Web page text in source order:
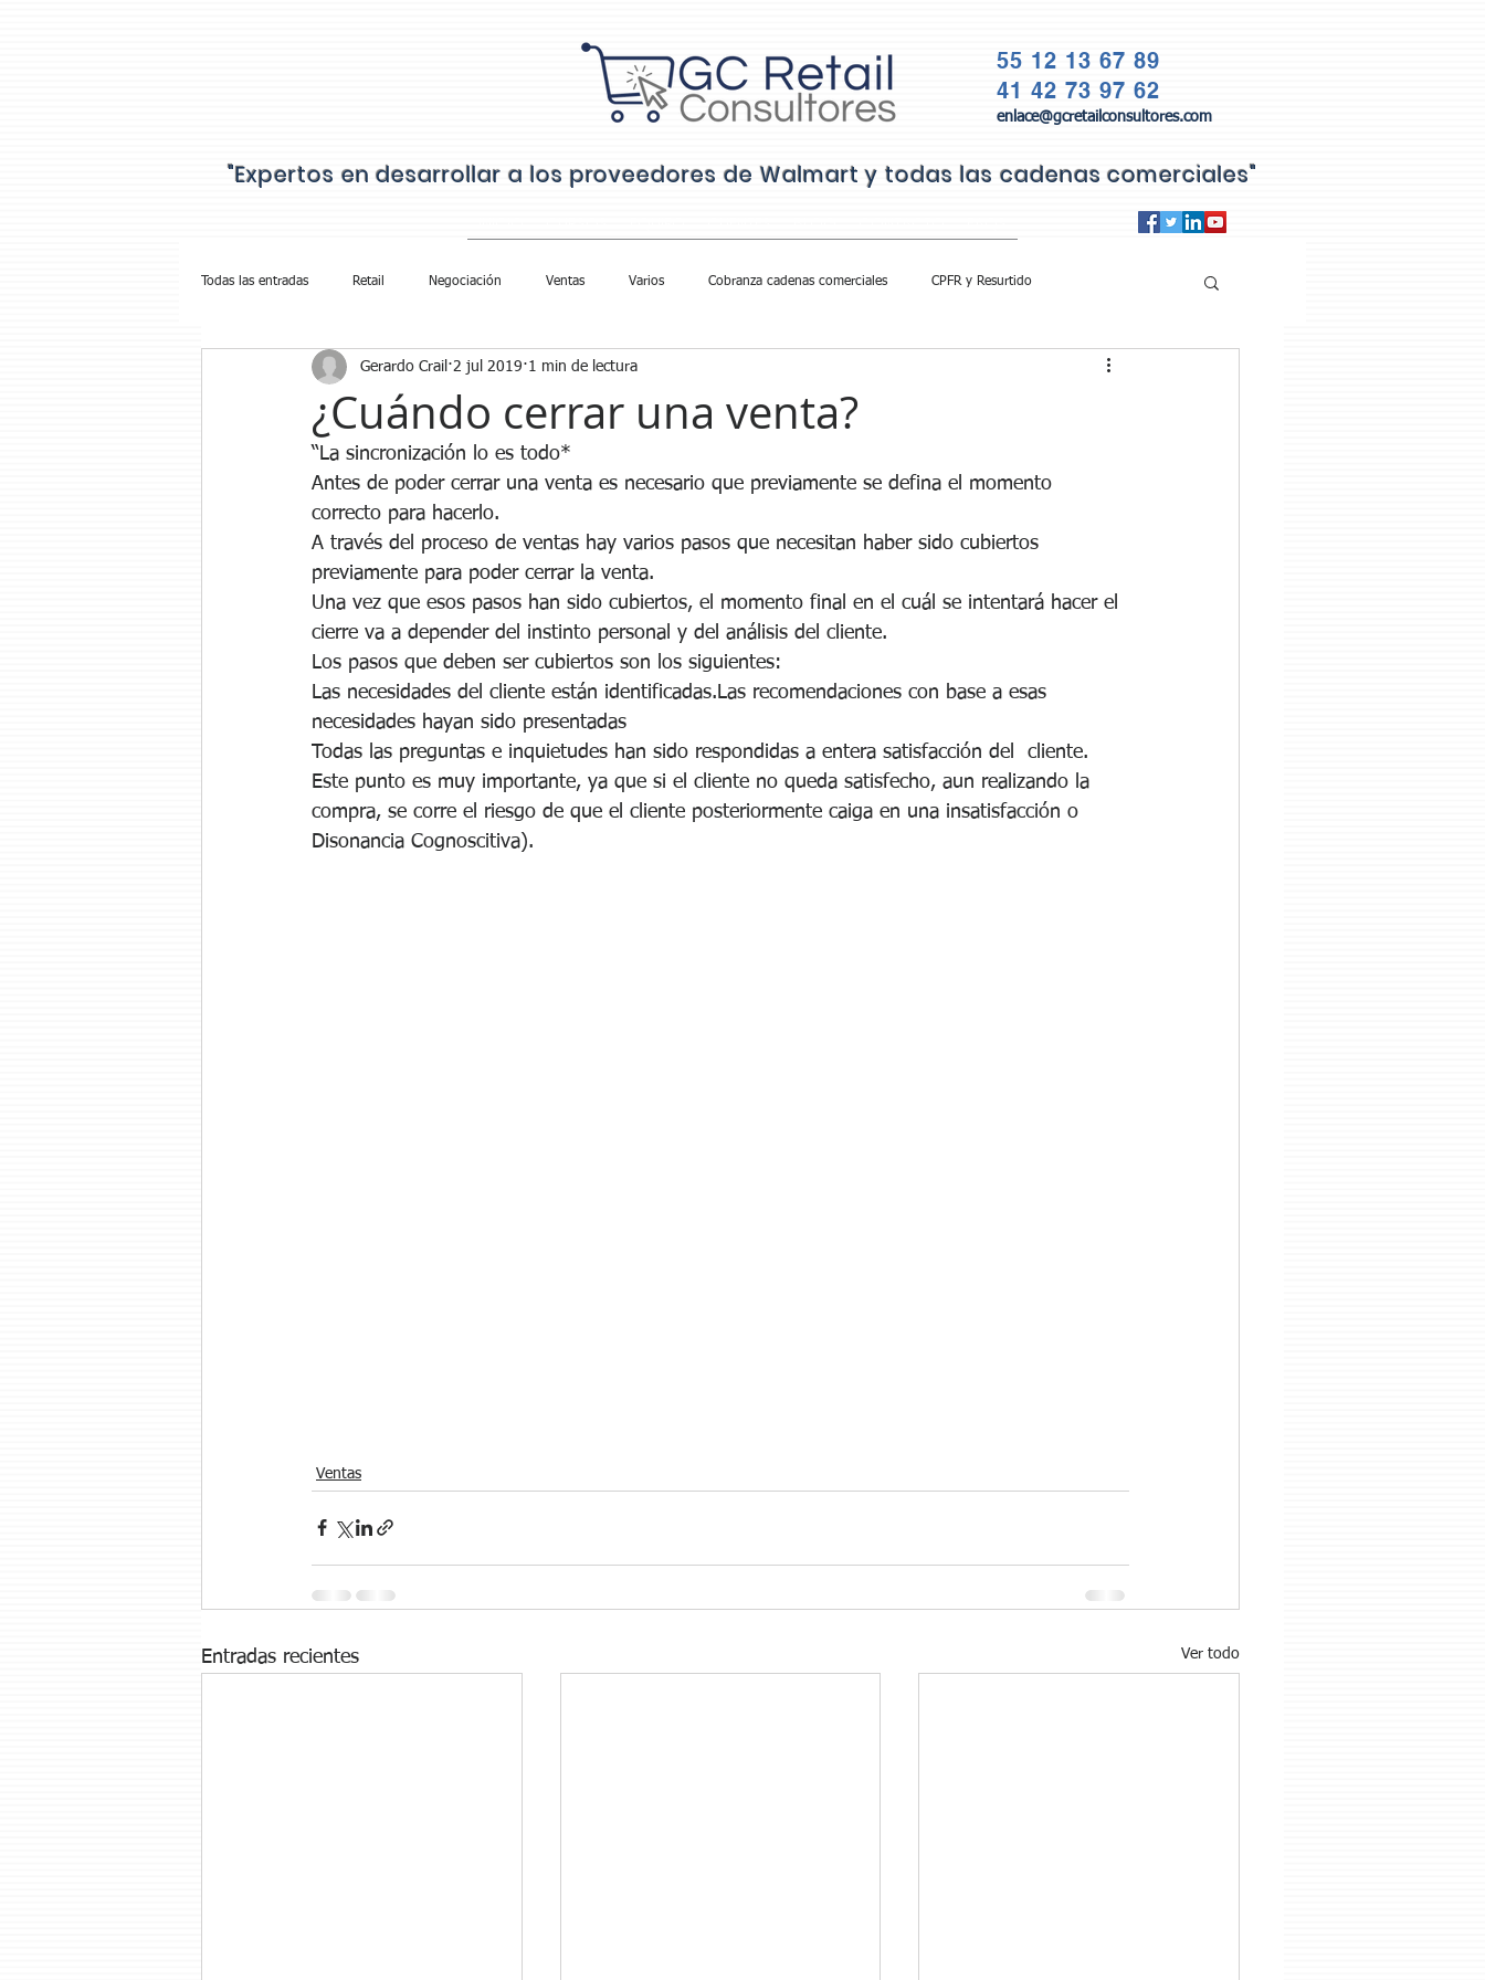
55 12 13 67 89
41 42 73 97 62
enlace@gcretailconsultores.com
"Expertos en desarrollar a los proveedores de Walmart y todas las cadenas comerciales"
Todas las entradas Retail Negociación Ventas Varios Cobranza cadenas comerciales CPFR y Resurtido
Cobranza Walmart
¿Cuándo cerrar una venta?
Gerardo Crail 2 jul 2019 1 min de lectura
“La sincronización lo es todo*
Antes de poder cerrar una venta es necesario que previamente se defina el momento
correcto para hacerlo.
A través del proceso de ventas hay varios pasos que necesitan haber sido cubiertos
previamente para poder cerrar la venta.
Una vez que esos pasos han sido cubiertos, el momento final en el cuál se intentará hacer el
cierre va a depender del instinto personal y del análisis del cliente.
Los pasos que deben ser cubiertos son los siguientes:
Las necesidades del cliente están identificadas.Las recomendaciones con base a esas
necesidades hayan sido presentadas
Todas las preguntas e inquietudes han sido respondidas a entera satisfacción del  cliente.
Este punto es muy importante, ya que si el cliente no queda satisfecho, aun realizando la
compra, se corre el riesgo de que el cliente posteriormente caiga en una insatisfacción o
Disonancia Cognoscitiva).
Ventas
Entradas recientes Ver todo